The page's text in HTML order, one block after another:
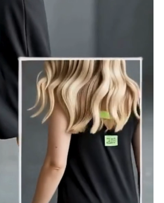
Fiyat Alarmı